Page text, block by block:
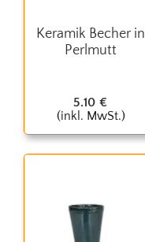
Keramik Becher in
Perlmutt
5.10 €
(inkl. MwSt.)